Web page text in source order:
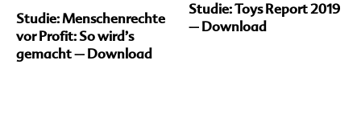
Studie: Menschenrechte
vor Profit: So wird’s
gemacht – Download
Studie: Toys Report 2019
– Download